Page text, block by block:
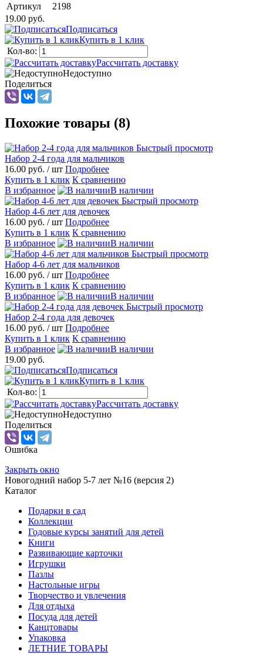
Артикул
2198
19.00 руб.
Подписаться
Купить в 1 клик
Кол-во:
Рассчитать доставку
Недоступно
Поделиться
Похожие товары (8)
Быстрый просмотр
Набор 2-4 года для мальчиков
16.00 руб. / шт Подробнее
Купить в 1 клик К сравнению
В избранное
В наличии
Быстрый просмотр
Набор 4-6 лет для девочек
16.00 руб. / шт Подробнее
Купить в 1 клик К сравнению
В избранное
В наличии
Быстрый просмотр
Набор 4-6 лет для мальчиков
16.00 руб. / шт Подробнее
Купить в 1 клик К сравнению
В избранное
В наличии
Быстрый просмотр
Набор 2-4 года для девочек
16.00 руб. / шт Подробнее
Купить в 1 клик К сравнению
В избранное
В наличии
19.00 руб.
Подписаться
Купить в 1 клик
Кол-во:
Рассчитать доставку
Недоступно
Поделиться
Ошибка
Закрыть окно
Новогодний набор 5-7 лет №16 (версия 2)
Каталог
Подарки в сад
Коллекции
Годовые курсы занятий для детей
Книги
Развивающие карточки
Игрушки
Пазлы
Настольные игры
Творчество и увлечения
Для отдыха
Посуда для детей
Канцтовары
Упаковка
ЛЕТНИЕ ТОВАРЫ